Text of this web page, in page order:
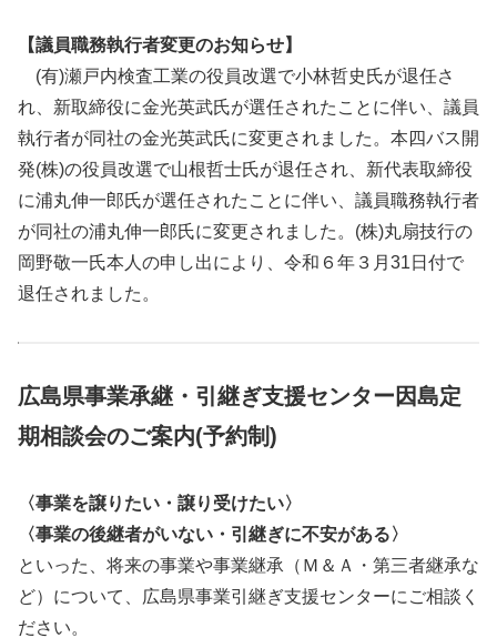
【議員職務執行者変更のお知らせ】
(有)瀬戸内検査工業の役員改選で小林哲史氏が退任さ
れ、新取締役に金光英武氏が選任されたことに伴い、議員
執行者が同社の金光英武氏に変更されました。本四バス開
発(株)の役員改選で山根哲士氏が退任され、新代表取締役
に浦丸伸一郎氏が選任されたことに伴い、議員職務執行者
が同社の浦丸伸一郎氏に変更されました。(株)丸扇技行の
岡野敬一氏本人の申し出により、令和６年３月31日付で
退任されました。
広島県事業承継・引継ぎ支援センター因島定
期相談会のご案内(予約制)
〈事業を譲りたい・譲り受けたい〉
〈事業の後継者がいない・引継ぎに不安がある〉
といった、将来の事業や事業継承（Ｍ＆Ａ・第三者継承な
ど）について、広島県事業引継ぎ支援センターにご相談く
ださい。